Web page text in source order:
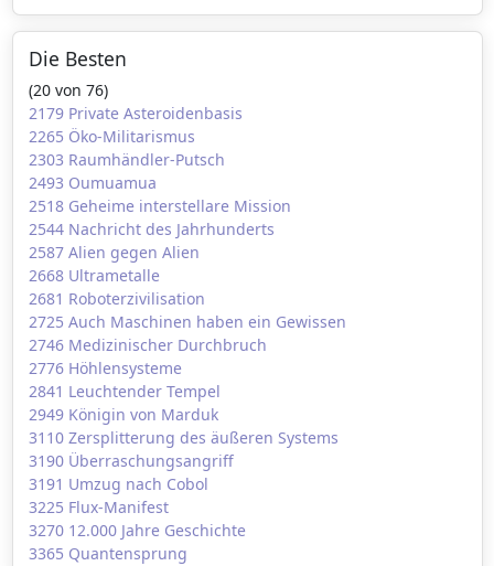
Die Besten
(20 von 76)
2179 Private Asteroidenbasis
2265 Öko-Militarismus
2303 Raumhändler-Putsch
2493 Oumuamua
2518 Geheime interstellare Mission
2544 Nachricht des Jahrhunderts
2587 Alien gegen Alien
2668 Ultrametalle
2681 Roboterzivilisation
2725 Auch Maschinen haben ein Gewissen
2746 Medizinischer Durchbruch
2776 Höhlensysteme
2841 Leuchtender Tempel
2949 Königin von Marduk
3110 Zersplitterung des äußeren Systems
3190 Überraschungsangriff
3191 Umzug nach Cobol
3225 Flux-Manifest
3270 12.000 Jahre Geschichte
3365 Quantensprung